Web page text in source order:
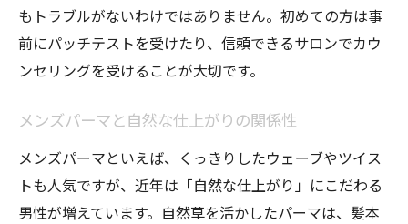
もトラブルがないわけではありません。初めての方は事
前にパッチテストを受けたり、信頼できるサロンでカウ
ンセリングを受けることが大切です。
メンズパーマと自然な仕上がりの関係性
メンズパーマといえば、くっきりしたウェーブやツイス
トも人気ですが、近年は「自然な仕上がり」にこだわる
男性が増えています。自然草を活かしたパーマは、髪本